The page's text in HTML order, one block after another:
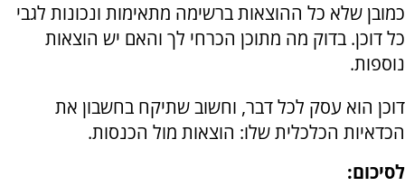
כמובן שלא כל ההוצאות ברשימה מתאימות ונכונות לגבי
כל דוכן. בדוק מה מתוכן הכרחי לך והאם יש הוצאות
נוספות.
דוכן הוא עסק לכל דבר, וחשוב שתיקח בחשבון את
הכדאיות הכלכלית שלו: הוצאות מול הכנסות.
לסיכום: